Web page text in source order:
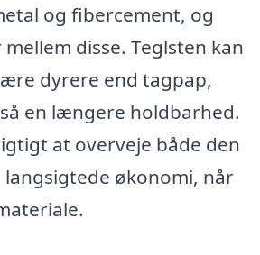
og fibercement, og
disse. Teglsten kan
dyrere end tagpap,
en længere holdbarhed.
at overveje både den
økonomi, når